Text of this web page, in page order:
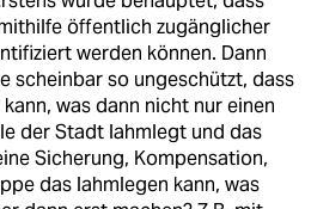
öffentlich zugänglicher
werden können. Dann
scheinbar so ungeschützt, dass
was dann nicht nur einen
der Stadt lahmlegt und das
Sicherung, Kompensation,
das lahmlegen kann, was